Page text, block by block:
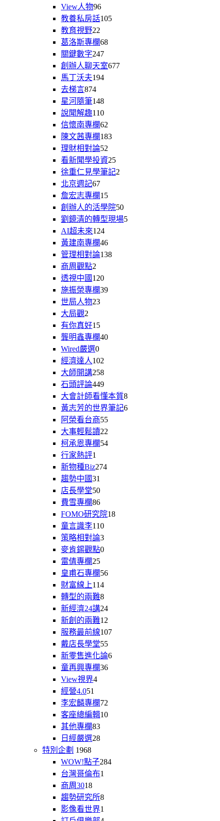
View人物96
教養私房話105
教育視野22
葛洛斯專欄68
關鍵數字247
創辦人聊天室677
馬丁沃夫194
去梯言874
星河隨筆148
說聞解趣110
信懷南專欄62
陳文茜專欄183
理財相對論52
看新聞學投資25
徐重仁見學筆記2
北京週記67
詹宏志專欄15
創辦人的活學院50
劉鏡清的轉型現場5
AI超未來124
黃建南專欄46
管理相對論138
商周觀點2
透視中國 120
施振榮專欄39
世局人物23
大局觀2
有你真好15
龔明鑫專欄40
Wired嚴選0
經濟達人102
大師開講258
石頭評論449
大會計師看懂本質8
黃志芳的世界筆記6
阿榮看台商55
大事輕鬆讀22
柯承恩專欄54
行家熱評1
新物種Biz274
趨勢中國31
店長學堂50
費雪專欄86
FOMO研究院18
童言識李110
策略相對論3
麥肯錫觀點0
雷倩專欄25
皇甫石專欄56
財富線上114
轉型的兩難8
新經濟24講24
新創的兩難12
服務最前線107
戴店長學堂55
新零售進化論6
童再興專欄36
View視界4
經營4.051
李宏麟專欄72
客座總編輯10
其他專欄83
日經嚴選28
特別企劃 1968
WOW!點子284
台灣哥倫布1
商周3018
趨勢研究所8
影像看世界1